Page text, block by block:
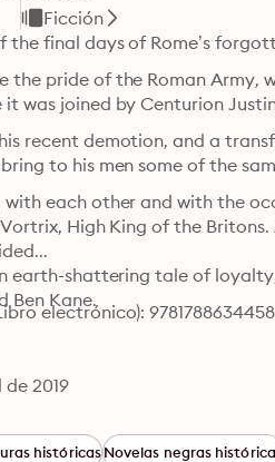
Ficción
final days of Rome’s
the pride of the Roman Army,
was joined by Centurion
recent demotion, and a
to his men some of the
with each other and with the
High King of the
earth-shattering tale of
Ben Kane.
electrónico): 9781788634458
2019
históricasNovelas negras